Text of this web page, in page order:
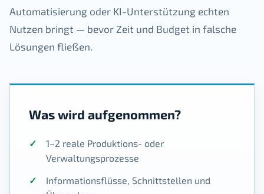
Automatisierung oder KI-Unterstützung echten
Nutzen bringt — bevor Zeit und Budget in falsche
Lösungen fließen.
Was wird aufgenommen?
1–2 reale Produktions- oder
Verwaltungsprozesse
Informationsflüsse, Schnittstellen und